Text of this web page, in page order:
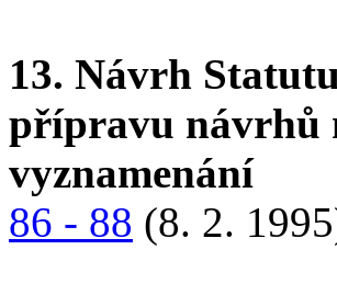
13. Návrh
přípravu návrhů
vyznamenání
86 - 88 (8. 2.